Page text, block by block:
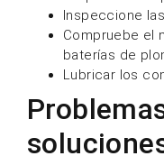
Rendimiento de
Causa:Cepillos
con regularidad.
La barredora no se